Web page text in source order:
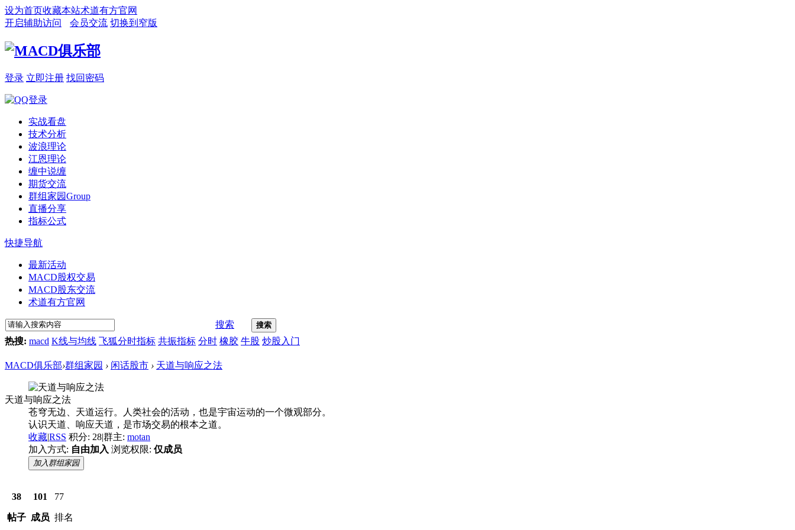
设为首页收藏本站术道有方官网
开启辅助访问
会员交流 切换到窄版
登录 立即注册 找回密码
实战看盘
技术分析
波浪理论
江恩理论
缠中说缠
期货交流
群组家园Group
直播分享
指标公式
快捷导航
最新活动
MACD股权交易
MACD股东交流
术道有方官网
搜索 搜索
热搜: macd K线与均线 飞狐分时指标 共振指标 分时 橡胶 牛股 炒股入门
MACD俱乐部›群组家园 › 闲话股市 › 天道与响应之法
天道与响应之法
苍穹无边、天道运行。人类社会的活动，也是宇宙运动的一个微观部分。
认识天道、响应天道，是市场交易的根本之道。
收藏|RSS 积分: 28|群主: motan
加入方式: 自由加入 浏览权限: 仅成员
加入群组家园
38
帖子
101
成员
77
排名